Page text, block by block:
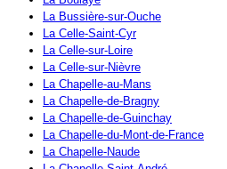
La Bussière-sur-Ouche
La Celle-Saint-Cyr
La Celle-sur-Loire
La Celle-sur-Nièvre
La Chapelle-au-Mans
La Chapelle-de-Bragny
La Chapelle-de-Guinchay
La Chapelle-du-Mont-de-France
La Chapelle-Naude